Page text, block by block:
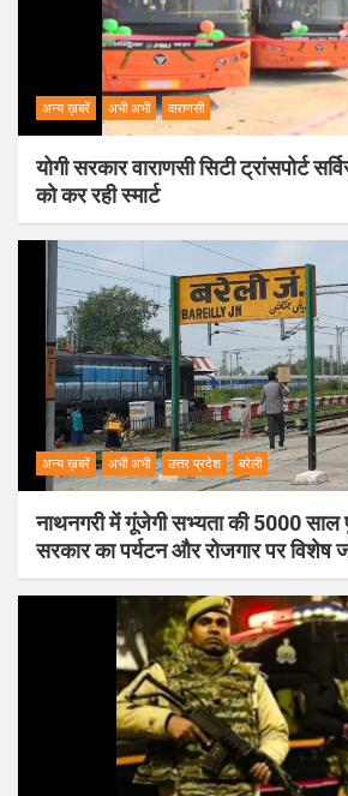
अन्य ख़बरें अभी अभी वाराणसी
योगी सरकार वाराणसी सिटी ट्रांसपोर्ट
को कर रही स्मार्ट
अन्य ख़बरें अभी अभी उत्तर प्रदेश बरेली
नाथनगरी में गूंजेगी सभ्यता की 5000 साल
सरकार का पर्यटन और रोजगार पर विशेष